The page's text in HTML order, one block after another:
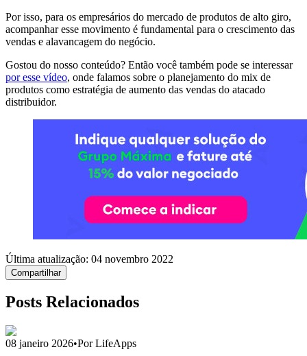
Por isso, para os empresários do mercado de produtos de alto giro,
acompanhar esse movimento é fundamental para o crescimento das
vendas e alavancagem do negócio.
Gostou do nosso conteúdo? Então você também pode se interessar
por esse vídeo, onde falamos sobre o planejamento do mix de
produtos como estratégia de aumento das vendas do atacado
distribuidor.
Última atualização: 04 novembro 2022
Compartilhar
Posts Relacionados
08 janeiro 2026•Por LifeApps